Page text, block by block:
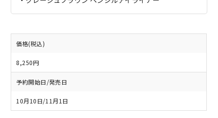
価格(税込)
8,250円
予約開始日/発売日
10月10日/11月1日